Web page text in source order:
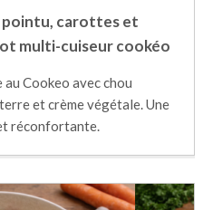
pointu, carottes et
multi-cuiseur cookéo
Cookeo avec chou
et crème végétale. Une
réconfortante.